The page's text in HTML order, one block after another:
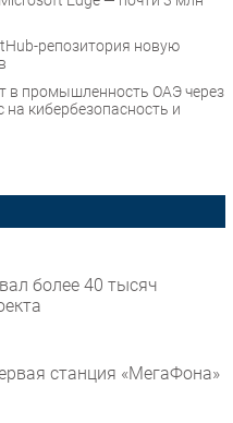
репозитория новую
в промышленность ОАЭ через
кибербезопасность и
более 40 тысяч
станция «МегаФона»